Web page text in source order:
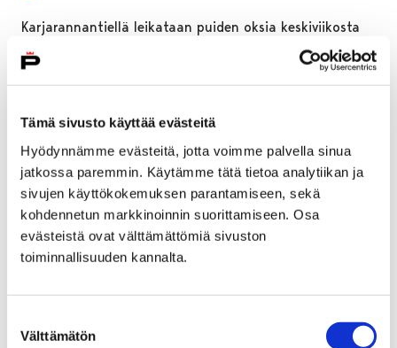
Tämä sivusto käyttää evästeitä
Hyödynnämme evästeitä, jotta voimme palvella sinua
jatkossa paremmin. Käytämme tätä tietoa analytiikan ja
sivujen käyttökokemuksen parantamiseen, sekä
kohdennetun markkinoinnin suorittamiseen. Osa
evästeistä ovat välttämättömiä sivuston
toiminnallisuuden kannalta.
valinta
Välttämätön
Karjarannantiellä leikataan puiden oksia keskiviikosta
perjantaihin 5.–7. elokuuta 2026 kello 7–17 välillä.
Kevyenliikenteenväylää joudutaan sulkemaan osissa